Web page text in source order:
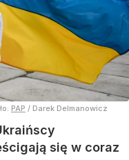
PAP / Darek Delmanowicz
się w coraz